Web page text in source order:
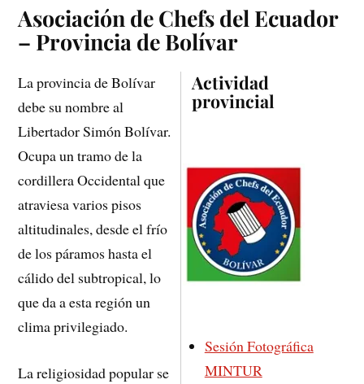
Asociación de Chefs del Ecuador
– Provincia de Bolívar
Actividad
provincial
Sesión Fotográfica
MINTUR
La provincia de Bolívar
debe su nombre al
Libertador Simón Bolívar.
Ocupa un tramo de la
cordillera Occidental que
atraviesa varios pisos
altitudinales, desde el frío
de los páramos hasta el
cálido del subtropical, lo
que da a esta región un
clima privilegiado.
La religiosidad popular se